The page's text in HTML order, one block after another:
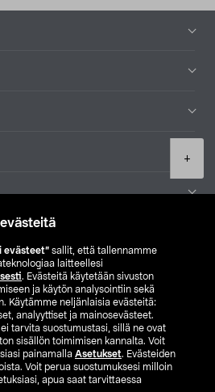
evästeet” sallit, että tallennamme
laitteellesi
. Evästeitä käytetään sivuston
ja käytön analysointiin sekä
Käytämme neljänlaisia evästeitä:
analyyttiset ja mainosevästeet.
tarvita suostumustasi, sillä ne ovat
sisällön toimimisen kannalta. Voit
painamalla Asetukset. Evästeiden
Voit perua suostumuksesi milloin
apua saat tarvittaessa
+
Etsi myymälä
SE NO FI
FI SV